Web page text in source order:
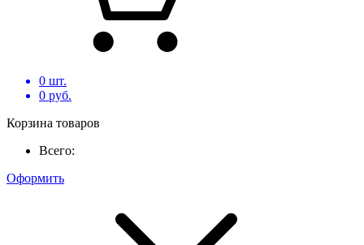
0 шт.
0 руб.
Корзина товаров
Всего:
Оформить